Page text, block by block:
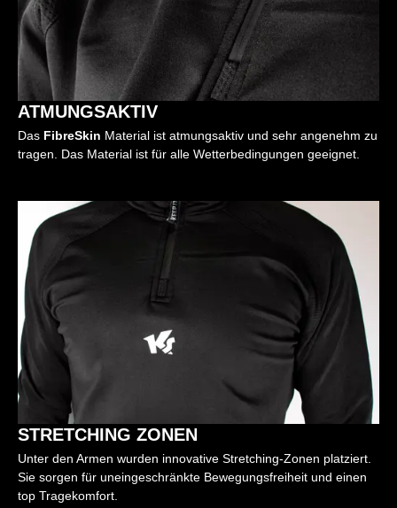
ATMUNGSAKTIV
Das FibreSkin Material ist atmungsaktiv und sehr angenehm zu
tragen. Das Material ist für alle Wetterbedingungen geeignet.
STRETCHING ZONEN
Unter den Armen wurden innovative Stretching-Zonen platziert.
Sie sorgen für uneingeschränkte Bewegungsfreiheit und einen
top Tragekomfort.